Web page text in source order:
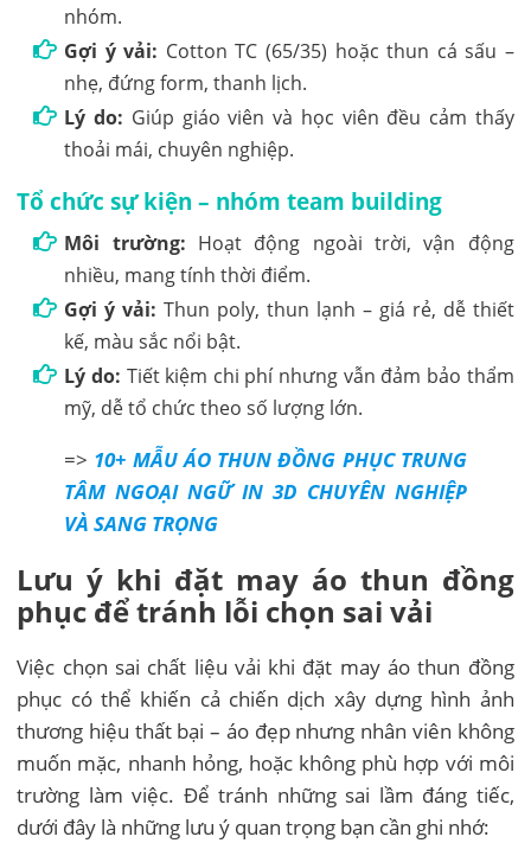
nhóm.
Gợi ý vải: Cotton TC (65/35) hoặc thun cá sấu –
nhẹ, đứng form, thanh lịch.
Lý do: Giúp giáo viên và học viên đều cảm thấy
thoải mái, chuyên nghiệp.
Tổ chức sự kiện – nhóm team building
Môi trường: Hoạt động ngoài trời, vận động
nhiều, mang tính thời điểm.
Gợi ý vải: Thun poly, thun lạnh – giá rẻ, dễ thiết
kế, màu sắc nổi bật.
Lý do: Tiết kiệm chi phí nhưng vẫn đảm bảo thẩm
mỹ, dễ tổ chức theo số lượng lớn.
=> 10+ MẪU ÁO THUN ĐỒNG PHỤC TRUNG
TÂM NGOẠI NGỮ IN 3D CHUYÊN NGHIỆP
VÀ SANG TRỌNG
Lưu ý khi đặt may áo thun đồng
phục để tránh lỗi chọn sai vải
Việc chọn sai chất liệu vải khi đặt may áo thun đồng
phục có thể khiến cả chiến dịch xây dựng hình ảnh
thương hiệu thất bại – áo đẹp nhưng nhân viên không
muốn mặc, nhanh hỏng, hoặc không phù hợp với môi
trường làm việc. Để tránh những sai lầm đáng tiếc,
dưới đây là những lưu ý quan trọng bạn cần ghi nhớ: